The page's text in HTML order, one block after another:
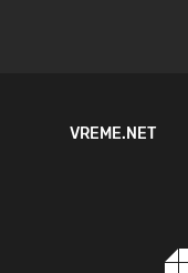
VREME.NET